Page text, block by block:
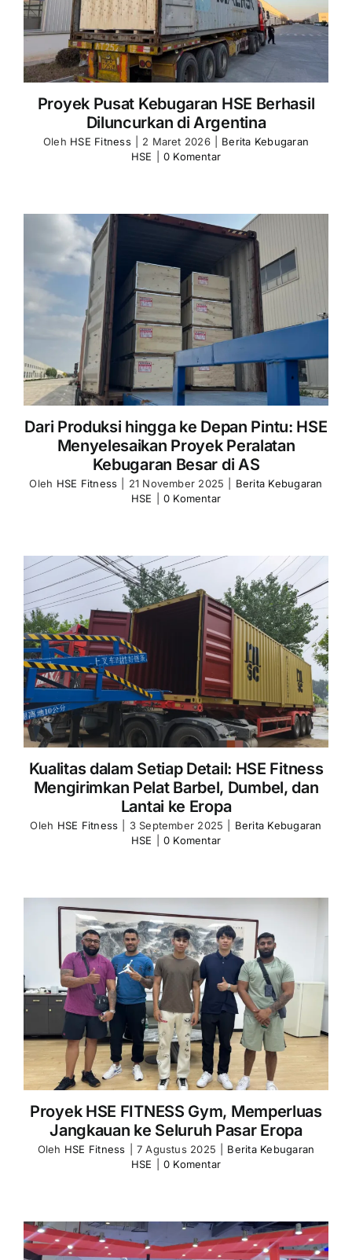
Proyek Pusat Kebugaran HSE Berhasil
Diluncurkan di Argentina
Oleh HSE Fitness 2 Maret 2026
Berita Kebugaran
HSE
0 Komentar
Dari Produksi hingga ke Depan Pintu: HSE
Menyelesaikan Proyek Peralatan
Kebugaran Besar di AS
Oleh HSE Fitness 21 November 2025
Berita Kebugaran
HSE
0 Komentar
Kualitas dalam Setiap Detail: HSE Fitness
Mengirimkan Pelat Barbel, Dumbel, dan
Lantai ke Eropa
Oleh HSE Fitness 3 September 2025
Berita Kebugaran
HSE
0 Komentar
Proyek HSE FITNESS Gym, Memperluas
Jangkauan ke Seluruh Pasar Eropa
Oleh HSE Fitness 7 Agustus 2025
Berita Kebugaran
HSE
0 Komentar